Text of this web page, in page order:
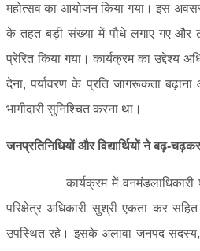
महोत्सव का आयोजन किया गया। इस
के तहत बड़ी संख्या में पौधे लगाए गए और
प्रेरित किया गया। कार्यक्रम का उद्देश्य
देना, पर्यावरण के प्रति जागरूकता
भागीदारी सुनिश्चित करना था।
जनप्रतिनिधियों और विद्यार्थियों ने बढ़-
कार्यक्रम में वनमंडलाधिकारी श्री
परिक्षेत्र अधिकारी सुश्री एकता कर
उपस्थित रहे। इसके अलावा जनपद